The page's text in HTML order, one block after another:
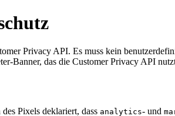
Privacy API. Es muss kein
Banner, das die Customer Privacy API
Pixels deklariert, dass analytics- und